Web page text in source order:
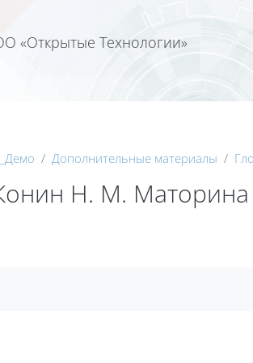
«Открытые Технологии»
Дополнительные материалы
Н. М.